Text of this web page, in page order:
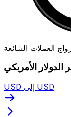
USD إلى USD